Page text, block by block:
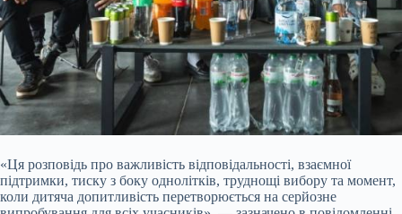
«Ця розповідь про важливість відповідальності, взаємної
підтримки, тиску з боку однолітків, труднощі вибору та момент,
коли дитяча допитливість перетворюється на серйозне